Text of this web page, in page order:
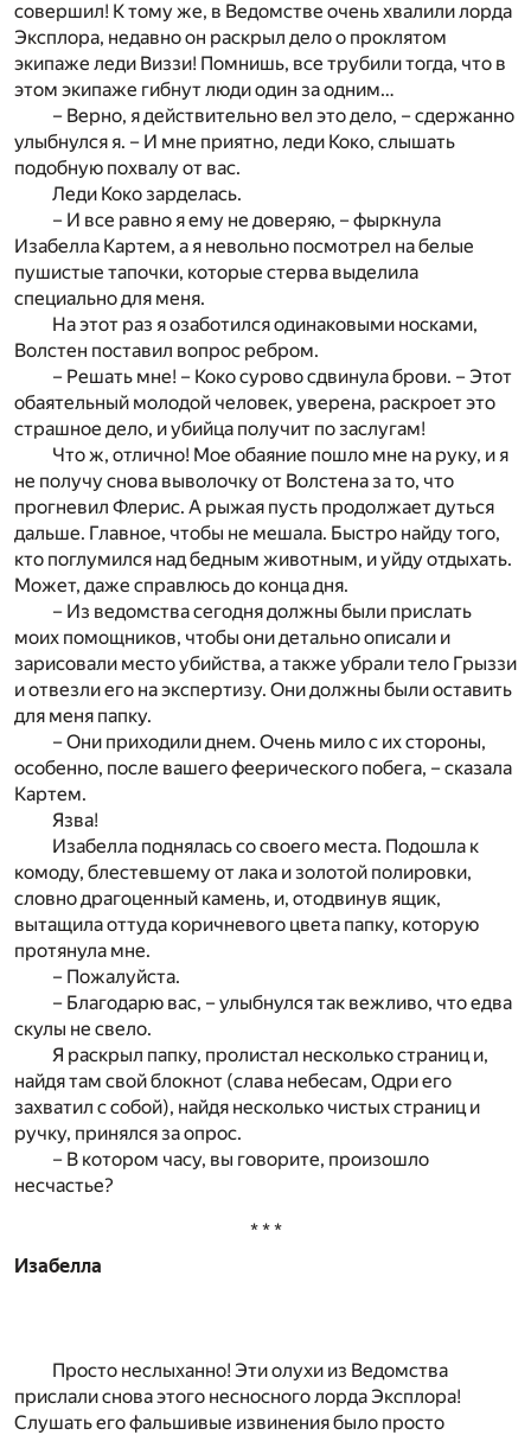
совершил! К тому же, в Ведомстве очень хвалили лорда
Эксплора, недавно он раскрыл дело о проклятом
экипаже леди Виззи! Помнишь, все трубили тогда, что в
этом экипаже гибнут люди один за одним…
– Верно, я действительно вел это дело, – сдержанно
улыбнулся я. – И мне приятно, леди Коко, слышать
подобную похвалу от вас.
Леди Коко зарделась.
– И все равно я ему не доверяю, – фыркнула
Изабелла Картем, а я невольно посмотрел на белые
пушистые тапочки, которые стерва выделила
специально для меня.
На этот раз я озаботился одинаковыми носками,
Волстен поставил вопрос ребром.
– Решать мне! – Коко сурово сдвинула брови. – Этот
обаятельный молодой человек, уверена, раскроет это
страшное дело, и убийца получит по заслугам!
Что ж, отлично! Мое обаяние пошло мне на руку, и я
не получу снова выволочку от Волстена за то, что
прогневил Флерис. А рыжая пусть продолжает дуться
дальше. Главное, чтобы не мешала. Быстро найду того,
кто поглумился над бедным животным, и уйду отдыхать.
Может, даже справлюсь до конца дня.
– Из ведомства сегодня должны были прислать
моих помощников, чтобы они детально описали и
зарисовали место убийства, а также убрали тело Грыззи
и отвезли его на экспертизу. Они должны были оставить
для меня папку.
– Они приходили днем. Очень мило с их стороны,
особенно, после вашего феерического побега, – сказала
Картем.
Язва!
Изабелла поднялась со своего места. Подошла к
комоду, блестевшему от лака и золотой полировки,
словно драгоценный камень, и, отодвинув ящик,
вытащила оттуда коричневого цвета папку, которую
протянула мне.
– Пожалуйста.
– Благодарю вас, – улыбнулся так вежливо, что едва
скулы не свело.
Я раскрыл папку, пролистал несколько страниц и,
найдя там свой блокнот (слава небесам, Одри его
захватил с собой), найдя несколько чистых страниц и
ручку, принялся за опрос.
– В котором часу, вы говорите, произошло
несчастье?
* * *
Изабелла
Просто неслыханно! Эти олухи из Ведомства
прислали снова этого несносного лорда Эксплора!
Слушать его фальшивые извинения было просто